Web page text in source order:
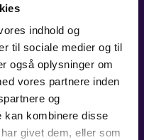
indhold og
til sociale medier og til
også oplysninger om
vores partnere inden
og
kan kombinere disse
givet dem, eller som
og unge t/m 29 år: 115 kr.